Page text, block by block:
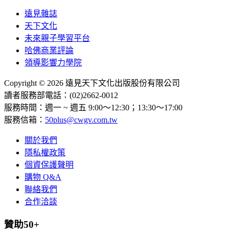
遠見雜誌
天下文化
未來親子學習平台
哈佛商業評論
領導影響力學院
Copyright © 2026 遠見天下文化出版股份有限公司
讀者服務部電話：(02)2662-0012
服務時間：週一 ~ 週五 9:00～12:30；13:30～17:00
服務信箱： 50plus@cwgv.com.tw
關於我們
隱私權政策
個資保護聲明
購物 Q&A
聯絡我們
合作洽談
贊助50+